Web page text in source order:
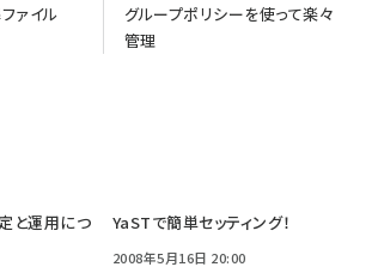
ァイル
グループポリシーを使って楽々
管理
と運用につ
YaSTで簡単セッティング！
2008年5月16日 20:00